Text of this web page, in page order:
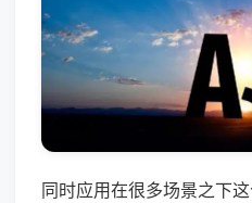
同时应用在很多场景之下